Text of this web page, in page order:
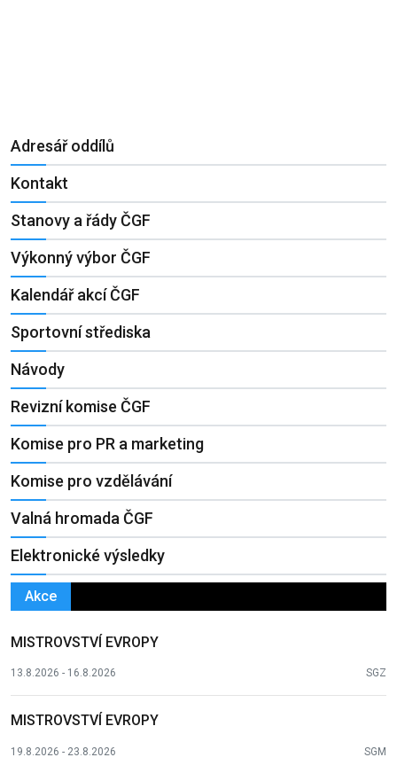
Adresář oddílů
Kontakt
Stanovy a řády ČGF
Výkonný výbor ČGF
Kalendář akcí ČGF
Sportovní střediska
Návody
Revizní komise ČGF
Komise pro PR a marketing
Komise pro vzdělávání
Valná hromada ČGF
Elektronické výsledky
Akce
MISTROVSTVÍ EVROPY
13.8.2026 - 16.8.2026 SGZ
MISTROVSTVÍ EVROPY
19.8.2026 - 23.8.2026 SGM